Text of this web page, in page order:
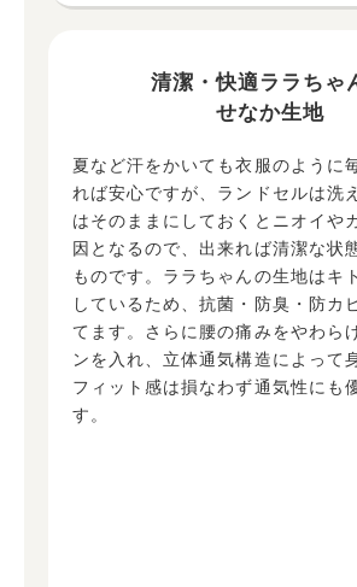
清潔・快適ララちゃ
せなか生地
夏など汗をかいても衣服のように
れば安心ですが、ランドセルは洗
はそのままにしておくとニオイや
因となるので、出来れば清潔な状
ものです。ララちゃんの生地はキ
しているため、抗菌・防臭・防カ
てます。さらに腰の痛みをやわら
ンを入れ、立体通気構造によって
フィット感は損なわず通気性にも
す。